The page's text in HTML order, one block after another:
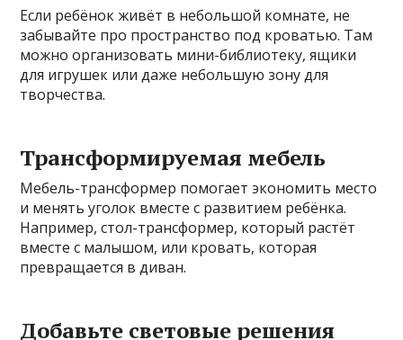
Если ребёнок живёт в небольшой комнате, не
забывайте про пространство под кроватью. Там
можно организовать мини-библиотеку, ящики
для игрушек или даже небольшую зону для
творчества.
Трансформируемая мебель
Мебель-трансформер помогает экономить место
и менять уголок вместе с развитием ребёнка.
Например, стол-трансформер, который растёт
вместе с малышом, или кровать, которая
превращается в диван.
Добавьте световые решения